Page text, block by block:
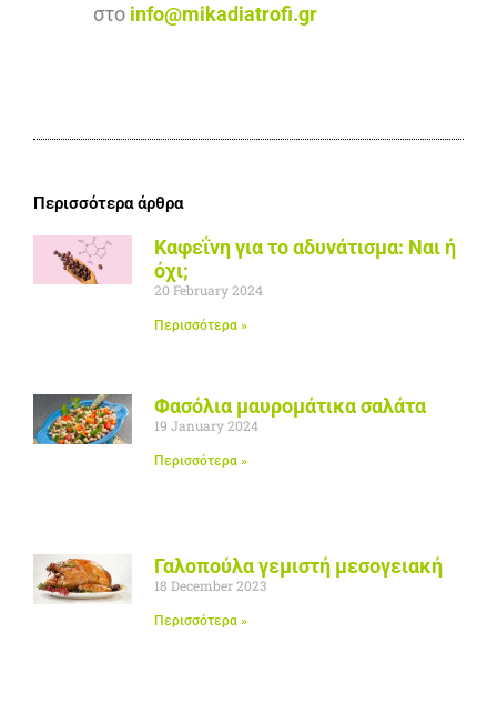
στο info@mikadiatrofi.gr
Περισσότερα άρθρα
Καφεΐνη για το αδυνάτισμα: Ναι ή
όχι;
20 February 2024
Περισσότερα »
Φασόλια μαυρομάτικα σαλάτα
19 January 2024
Περισσότερα »
Γαλοπούλα γεμιστή μεσογειακή
18 December 2023
Περισσότερα »